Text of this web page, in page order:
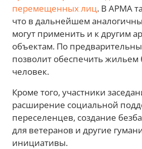
перемещенных лиц. В АРМА
что в дальнейшем
могут применить и к другим
объектам. По
позволит обеспечить жильем
человек.
Кроме того, участники
расширение социальной
переселенцев, создание
для ветеранов и другие
инициативы.